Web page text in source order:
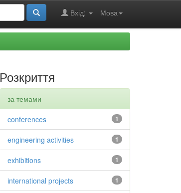
Мова
Вхід:
Розкриття
за темами
1
conferences
1
engineering activities
1
exhibitions
1
international projects